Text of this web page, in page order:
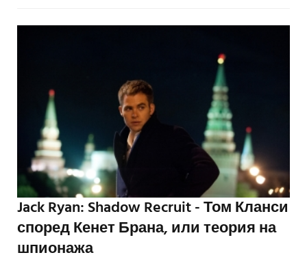
Jack Ryan: Shadow Recruit - Том Кланси
според Кенет Брана, или теория на
шпионажа